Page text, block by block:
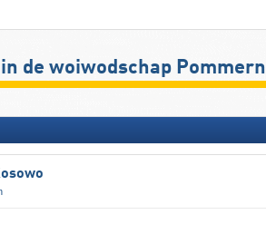
de woiwodschap Pommern